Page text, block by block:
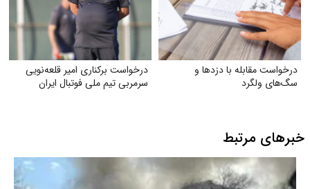
درخواست مقابله با دزدها و
سگ‌های ولگرد
درخواست برکناری امیر قلعه‌نویی
سرمربی تیم ملی فوتبال ایران
خبرهای مرتبط